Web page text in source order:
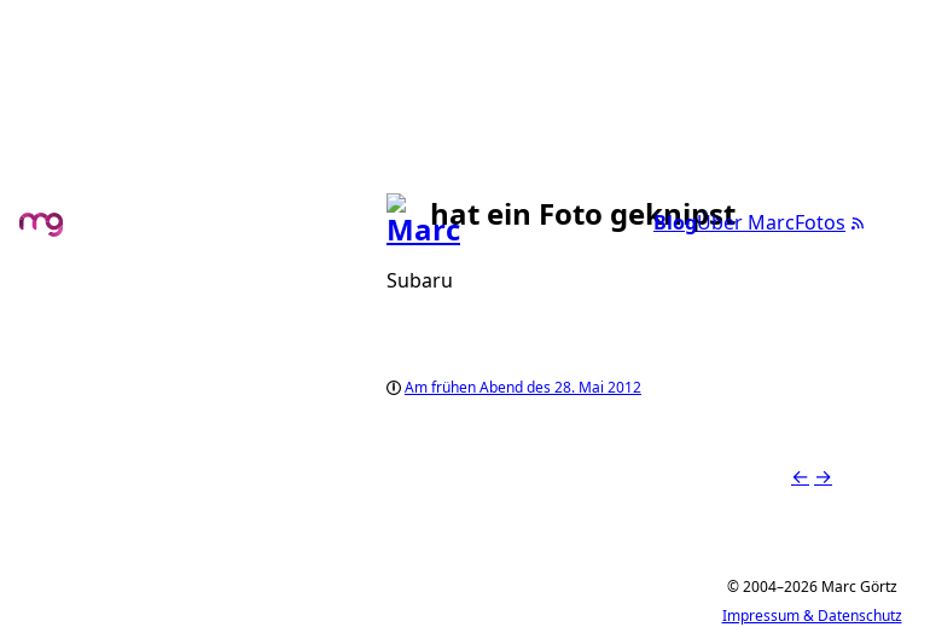
BlogÜber MarcFotos
hat ein Foto geknipst
Subaru
Am frühen Abend des 28. Mai 2012
← →
© 2004–2026 Marc Görtz
Impressum & Datenschutz